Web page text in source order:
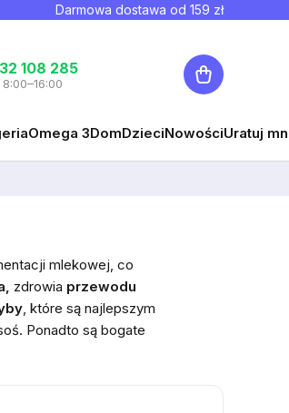
Darmowa dostawa od 159 zł
108 285 Koszyk
Omega 3DomDzieciNowościUratuj
mlekowej, co
zdrowia przewodu
, które są najlepszym
Ponadto są bogate